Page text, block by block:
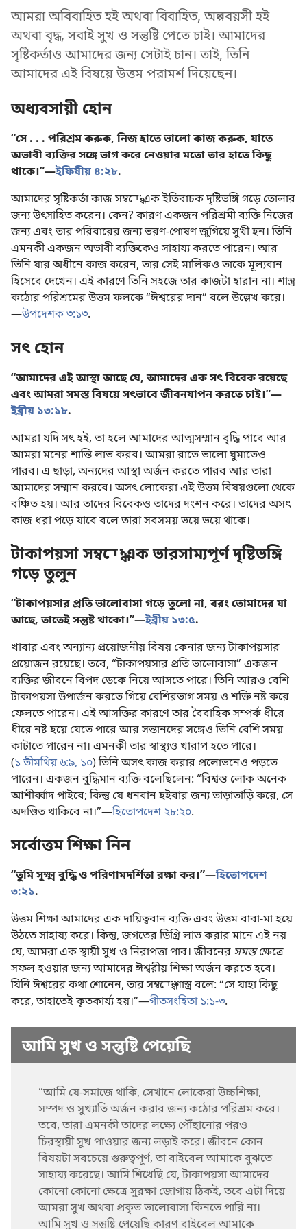
আমরা অবিবাহিত হই অথবা বিবাহিত, অল্পবয়সী হই
অথবা বৃদ্ধ, সবাই সুখ ও সন্তুষ্টি পেতে চাই। আমাদের
সৃষ্টিকর্তাও আমাদের জন্য সেটাই চান। তাই, তিনি
আমাদের এই বিষয়ে উত্তম পরামর্শ দিয়েছেন।
অধ্যবসায়ী হোন
“সে . . . পরিশ্রম করুক, নিজ হাতে ভালো কাজ করুক, যাতে
অভাবী ব্যক্তির সঙ্গে ভাগ করে নেওয়ার মতো তার হাতে কিছু
থাকে।”—ইফিষীয় ৪:২৮.
আমাদের সৃষ্টিকর্তা কাজ সম্বন্ধে এক ইতিবাচক দৃষ্টিভঙ্গি গড়ে তোলার
জন্য উৎসাহিত করেন। কেন? কারণ একজন পরিশ্রমী ব্যক্তি নিজের
জন্য এবং তার পরিবারের জন্য ভরণ-পোষণ জুগিয়ে সুখী হন। তিনি
এমনকী একজন অভাবী ব্যক্তিকেও সাহায্য করতে পারেন। আর
তিনি যার অধীনে কাজ করেন, তার সেই মালিকও তাকে মূল্যবান
হিসেবে দেখেন। এই কারণে তিনি সহজে তার কাজটা হারান না। শাস্ত্র
কঠোর পরিশ্রমের উত্তম ফলকে “ঈশ্বরের দান” বলে উল্লেখ করে।
—উপদেশক ৩:১৩.
সৎ হোন
“আমাদের এই আস্থা আছে যে, আমাদের এক সৎ বিবেক রয়েছে
এবং আমরা সমস্ত বিষয়ে সৎভাবে জীবনযাপন করতে চাই।”—
ইব্রীয় ১৩:১৮.
আমরা যদি সৎ হই, তা হলে আমাদের আত্মসম্মান বৃদ্ধি পাবে আর
আমরা মনের শান্তি লাভ করব। আমরা রাতে ভালো ঘুমাতেও
পারব। এ ছাড়া, অন্যদের আস্থা অর্জন করতে পারব আর তারা
আমাদের সম্মান করবে। অসৎ লোকেরা এই উত্তম বিষয়গুলো থেকে
বঞ্চিত হয়। আর তাদের বিবেকও তাদের দংশন করে। তাদের অসৎ
কাজ ধরা পড়ে যাবে বলে তারা সবসময় ভয়ে ভয়ে থাকে।
টাকাপয়সা সম্বন্ধে এক ভারসাম্যপূর্ণ দৃষ্টিভঙ্গি
গড়ে তুলুন
“টাকাপয়সার প্রতি ভালোবাসা গড়ে তুলো না, বরং তোমাদের যা
আছে, তাতেই সন্তুষ্ট থাকো।”—ইব্রীয় ১৩:৫.
খাবার এবং অন্যান্য প্রয়োজনীয় বিষয় কেনার জন্য টাকাপয়সার
প্রয়োজন রয়েছে। তবে, “টাকাপয়সার প্রতি ভালোবাসা” একজন
ব্যক্তির জীবনে বিপদ ডেকে নিয়ে আসতে পারে। তিনি আরও বেশি
টাকাপয়সা উপার্জন করতে গিয়ে বেশিরভাগ সময় ও শক্তি নষ্ট করে
ফেলতে পারেন। এই আসক্তির কারণে তার বৈবাহিক সম্পর্ক ধীরে
ধীরে নষ্ট হয়ে যেতে পারে আর সন্তানদের সঙ্গেও তিনি বেশি সময়
কাটাতে পারেন না। এমনকী তার স্বাস্থ্যও খারাপ হতে পারে।
(১ তীমথিয় ৬:৯, ১০) তিনি অসৎ কাজ করার প্রলোভনেও পড়তে
পারেন। একজন বুদ্ধিমান ব্যক্তি বলেছিলেন: “বিশ্বস্ত লোক অনেক
আশীর্ব্বাদ পাইবে; কিন্তু যে ধনবান হইবার জন্য তাড়াতাড়ি করে, সে
অদণ্ডিত থাকিবে না।”—হিতোপদেশ ২৮:২০.
সর্বোত্তম শিক্ষা নিন
“তুমি সূক্ষ্ম বুদ্ধি ও পরিণামদর্শিতা রক্ষা কর।”—হিতোপদেশ
৩:২১.
উত্তম শিক্ষা আমাদের এক দায়িত্ববান ব্যক্তি এবং উত্তম বাবা-মা হয়ে
উঠতে সাহায্য করে। কিন্তু, জগতের ডিগ্রি লাভ করার মানে এই নয়
যে, আমরা এক স্থায়ী সুখ ও নিরাপত্তা পাব। জীবনের সমস্তক্ষেত্রে
সফল হওয়ার জন্য আমাদের ঈশ্বরীয় শিক্ষা অর্জন করতে হবে।
যিনি ঈশ্বরের কথা শোনেন, তার সম্বন্ধে শাস্ত্র বলে: “সে যাহা কিছু
করে, তাহাতেই কৃতকার্য্য হয়।”—গীতসংহিতা ১:১-৩.
আমি সুখ ও সন্তুষ্টি পেয়েছি
“আমি যে-সমাজে থাকি, সেখানে লোকেরা উচ্চশিক্ষা,
সম্পদ ও সুখ্যাতি অর্জন করার জন্য কঠোর পরিশ্রম করে।
তবে, তারা এমনকী তাদের লক্ষ্যে পৌঁছানোর পরও
চিরস্থায়ী সুখ পাওয়ার জন্য লড়াই করে। জীবনে কোন
বিষয়টা সবচেয়ে গুরুত্বপূর্ণ, তা বাইবেল আমাকে বুঝতে
সাহায্য করেছে। আমি শিখেছি যে, টাকাপয়সা আমাদের
কোনো কোনো ক্ষেত্রে সুরক্ষা জোগায় ঠিকই, তবে এটা দিয়ে
আমরা সুখ অথবা প্রকৃত ভালোবাসা কিনতে পারি না।
আমি সুখ ও সন্তুষ্টি পেয়েছি কারণ বাইবেল আমাকে